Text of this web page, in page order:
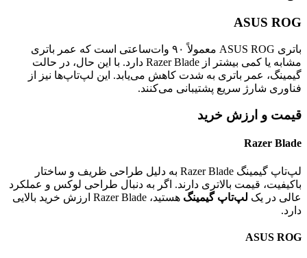
ASUS ROG
باتری ASUS ROG معمولاً ۹۰ وات‌ساعتی است که عمر باتری
مشابه یا کمی بیشتر از Razer Blade دارد. با این حال، در حالت
گیمینگ، عمر باتری به شدت کاهش می‌یابد. این لپ‌تاپ‌ها نیز از
فناوری شارژ سریع پشتیبانی می‌کنند.
قیمت و ارزش خرید
Razer Blade
لپ‌تاپ گیمینگ Razer Blade به دلیل طراحی ظریف و ساختار
باکیفیت، قیمت بالاتری دارند. اگر به دنبال طراحی لوکس و عملکرد
عالی در یک لپ‌تاپ گیمینگ
هستید، Razer Blade ارزش خرید بالایی
دارد.
ASUS ROG